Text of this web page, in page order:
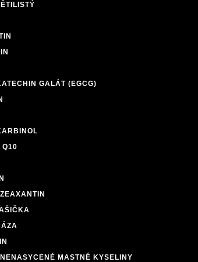
GALÁT (EGCG)
Q10
MASTNÉ KYSELINY